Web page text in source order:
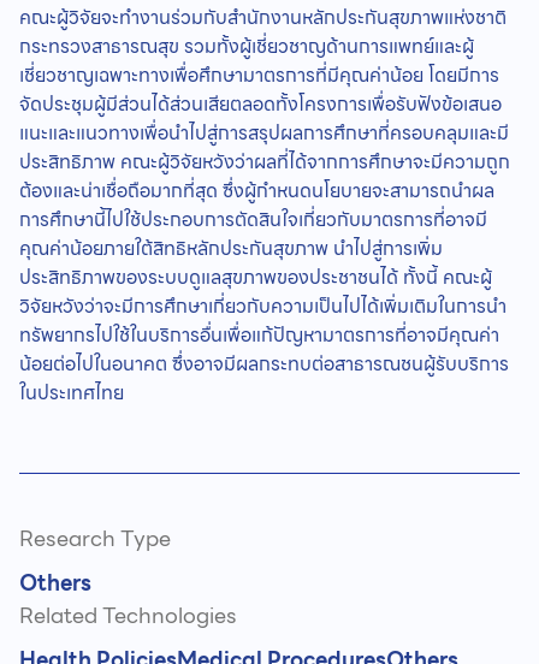
คณะผู้วิจัยจะทำงานร่วมกับสำนักงานหลักประกันสุขภาพแห่งชาติ
กระทรวงสาธารณสุข รวมทั้งผู้เชี่ยวชาญด้านการแพทย์และผู้
เชี่ยวชาญเฉพาะทางเพื่อศึกษามาตรการที่มีคุณค่าน้อย โดยมีการ
จัดประชุมผู้มีส่วนได้ส่วนเสียตลอดทั้งโครงการเพื่อรับฟังข้อเสนอ
แนะและแนวทางเพื่อนำไปสู่การสรุปผลการศึกษาที่ครอบคลุมและมี
ประสิทธิภาพ คณะผู้วิจัยหวังว่าผลที่ได้จากการศึกษาจะมีความถูก
ต้องและน่าเชื่อถือมากที่สุด ซึ่งผู้กำหนดนโยบายจะสามารถนำผล
การศึกษานี้ไปใช้ประกอบการตัดสินใจเกี่ยวกับมาตรการที่อาจมี
คุณค่าน้อยภายใต้สิทธิหลักประกันสุขภาพ นำไปสู่การเพิ่ม
ประสิทธิภาพของระบบดูแลสุขภาพของประชาชนได้ ทั้งนี้ คณะผู้
วิจัยหวังว่าจะมีการศึกษาเกี่ยวกับความเป็นไปได้เพิ่มเติมในการนำ
ทรัพยากรไปใช้ในบริการอื่นเพื่อแก้ปัญหามาตรการที่อาจมีคุณค่า
น้อยต่อไปในอนาคต ซึ่งอาจมีผลกระทบต่อสาธารณชนผู้รับบริการ
ในประเทศไทย
Research Type
Others
Related Technologies